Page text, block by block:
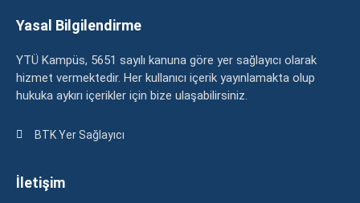
Yasal Bilgilendirme
YTÜ Kampüs, 5651 sayılı kanuna göre yer sağlayıcı olarak
hizmet vermektedir. Her kullanıcı içerik yayınlamakta olup
hukuka aykırı içerikler için bize ulaşabilirsiniz.
BTK Yer Sağlayıcı
İletişim